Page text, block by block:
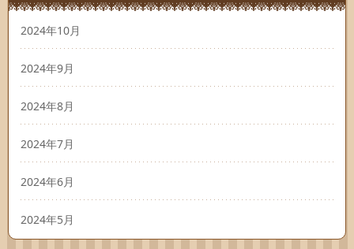
2024年10月
2024年9月
2024年8月
2024年7月
2024年6月
2024年5月